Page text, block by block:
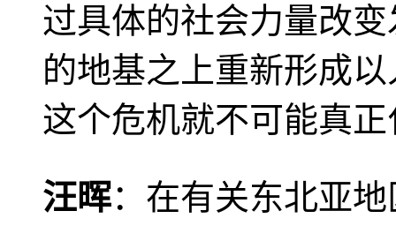
过具体的社会力量改
的地基之上重新形成
这个危机就不可能真
汪晖：在有关东北亚